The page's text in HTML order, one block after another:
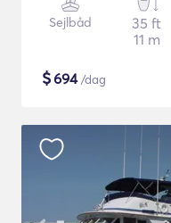
Sejlbåd
35 ft
11 m
$694/dag